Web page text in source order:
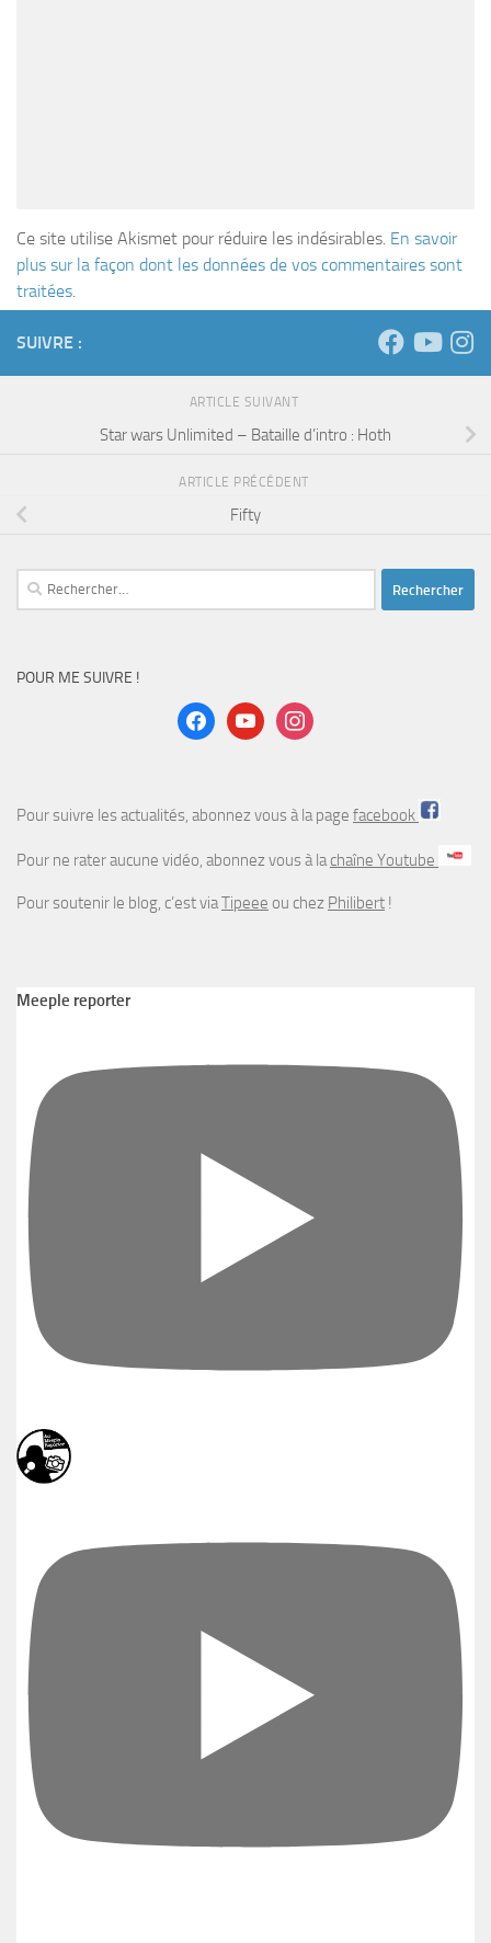
Ce site utilise Akismet pour réduire les indésirables. En savoir
plus sur la façon dont les données de vos commentaires sont
traitées.
SUIVRE :
ARTICLE SUIVANT
Star wars Unlimited – Bataille d’intro : Hoth
ARTICLE PRÉCÉDENT
Fifty
Rechercher :
POUR ME SUIVRE !
facebookyoutubeinstagram
Pour suivre les actualités, abonnez vous à la page facebook
Pour ne rater aucune vidéo, abonnez vous à lachaîne Youtube
Pour soutenir le blog, c’est viaTipeee ou chez Philibert !
Meeple reporter